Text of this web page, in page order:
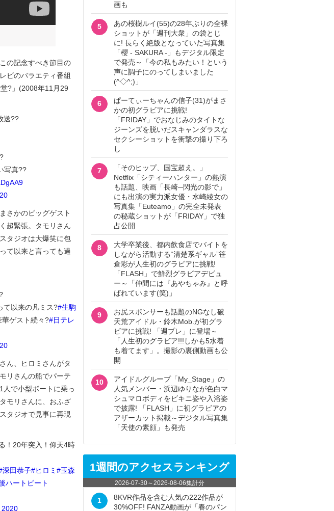
の記念すべき節目の
ビのバラエティ番組
?」(2008年11月29
送??
写真??
さかのビッグゲスト
超緊張。タモリさん
タジオは大爆笑に包
て以来と言っても過
て以来の凡ミス?#生駒
華ゲスト続々?#日テレ
ん、ヒロミさんがタ
リさんの船でパーテ
人で小型ボートに乗っ
モリさんに、おふざ
タジオで見事に再現
！20年突入！仰天4時
深田恭子#ヒロミ #玉森
ハートビート
2020
画も
5
あの桜樹ルイ(55)の28年ぶりの全裸
ショットが「週刊大衆」の袋とじ
に! 長らく絶版となっていた写真集
「櫻 - SAKURA -」もデジタル限定
で発売～「今の私もみたい！という
声に調子にのってしまいました
(^◇^;)」
6
ぱーてぃーちゃんの信子(31)がまさ
かの初グラビアに挑戦!
「FRIDAY」でおなじみのタイトな
ジーンズを脱いだスキャンダラスな
セクシーショットを衝撃の撮り下ろ
し
7
「そのヒップ、国宝超え。」
Netflix「シティーハンター」の熱演
も話題、映画「長崎─閃光の影で」
にも出演の実力派女優・水崎綾女の
写真集「Euteamo」の完全未発表
の秘蔵ショットが「FRIDAY」で独
占公開
8
大学卒業後、都内飲食店でバイトを
しながら活動する“清楚系ギャル”笹
倉彩が人生初のグラビアに挑戦!
「FLASH」で鮮烈グラビアデビュ
ー～「仲間には『あやちゃみ』と呼
ばれています(笑)」
9
お尻スポンサーも話題のNGなし破
天荒アイドル・鈴木Mob.が初グラ
ビアに挑戦! 「週プレ」に登場～
「人生初のグラビア!!!しかも5水着
も着てます」。撮影の裏側動画も公
開
10
アイドルグループ「My_Stage」の
人気メンバー・浜辺ゆりなが色白マ
シュマロボディをビキニ姿や入浴姿
で披露! 「FLASH」に初グラビアの
アザーカット掲載～デジタル写真集
「天使の素顔」も発売
1週間のアクセスランキング
2026-07-30～2026-08-06集計分
1
8KVR作品を含む人気の222作品が
30%OFF! FANZA動画が「春のパン